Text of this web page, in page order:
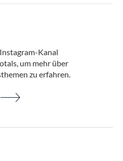
Kanal
um mehr über
zu erfahren.